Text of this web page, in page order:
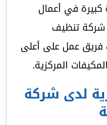
كبيرة في أعمال
شركة تنظيف
فريق عمل على أعلى
المركزية.
لدى شركة